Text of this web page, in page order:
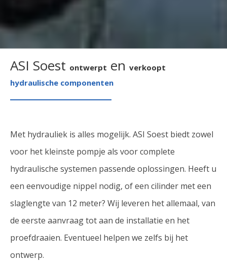
ASI Soest ontwerpt en verkoopt
hydraulische componenten
Met hydrauliek is alles mogelijk. ASI Soest biedt zowel
voor het kleinste pompje als voor complete
hydraulische systemen passende oplossingen. Heeft u
een eenvoudige nippel nodig, of een cilinder met een
slaglengte van 12 meter? Wij leveren het allemaal, van
de eerste aanvraag tot aan de installatie en het
proefdraaien. Eventueel helpen we zelfs bij het
ontwerp.